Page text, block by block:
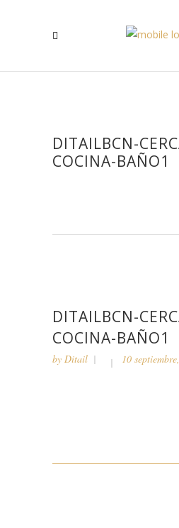
DITAILBCN-
COCINA-BAÑO1
DITAILBCN-
COCINA-BAÑO1
by Ditail 10